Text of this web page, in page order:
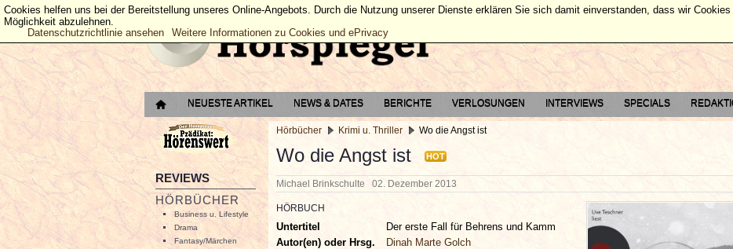
NEUESTE ARTIKEL NEWS & DATES BERICHTE VERLOSUNGEN INTERVIEWS SPECIALS
REVIEWS
HÖRBÜCHER
Business u. Lifestyle
Drama
Fantasy/Märchen
Hörbücher Krimi u. Thriller Wo die Angst ist
Wo die Angst ist HOT
Michael Brinkschulte 02. Dezember 2013
HÖRBUCH
Untertitel
Der erste Fall für Behrens und Kamm
Autor(en) oder Hrsg.
Dinah Marte Golch
Cookies helfen uns bei der Bereitstellung unseres Online-Angebots. Durch die Nutzung unserer Dienste erklären Sie sich damit einverstanden, dass wir
Möglichkeit abzulehnen.
Datenschutzrichtlinie ansehen
Weitere Informationen zu Cookies und ePrivacy